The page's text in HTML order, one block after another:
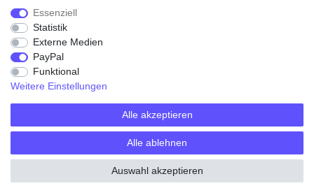
Essenziell
Statistik
Externe Medien
PayPal
Funktional
Weitere Einstellungen
Alle akzeptieren
Alle ablehnen
Auswahl akzeptieren
Widerrufs­recht
Daten­schutz­erklärung